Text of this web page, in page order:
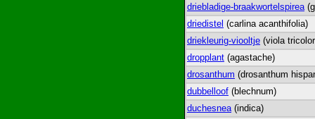
driebladige-braakwortelspirea
driedistel (carlina acanthifolia)
driekleurig-viooltje (viola
dropplant (agastache)
drosanthum (drosanthum
dubbelloof (blechnum)
duchesnea(indica)